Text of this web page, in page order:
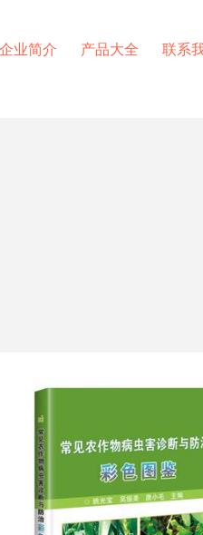
企业简介 产品大全 联系